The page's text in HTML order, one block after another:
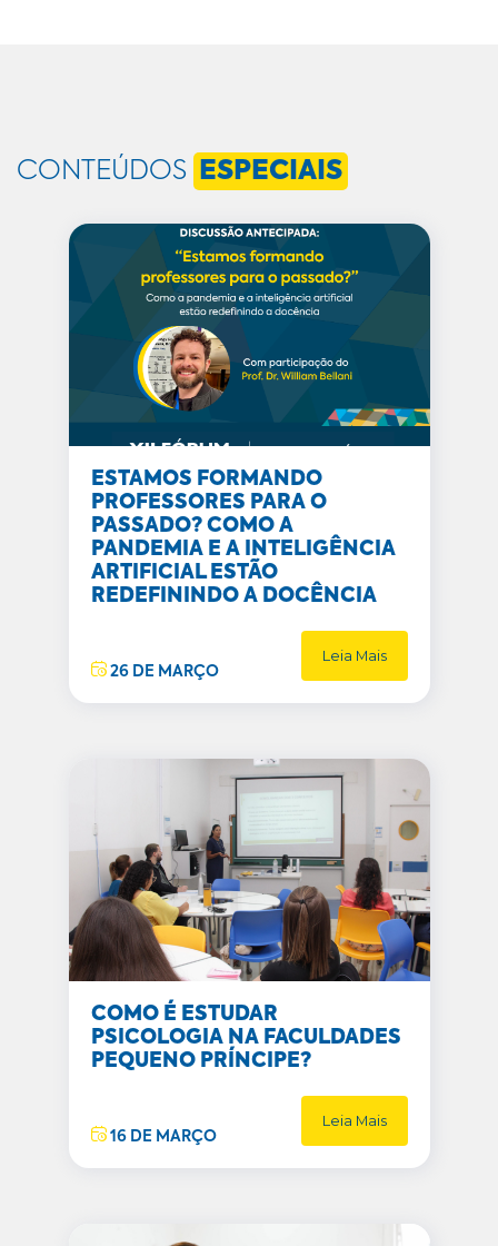
CONTEÚDOS ESPECIAIS
ESTAMOS FORMANDO
PROFESSORES PARA O
PASSADO? COMO A
PANDEMIA E A INTELIGÊNCIA
ARTIFICIAL ESTÃO
REDEFININDO A DOCÊNCIA
26 DE MARÇO
Leia Mais
COMO É ESTUDAR
PSICOLOGIA NA FACULDADES
PEQUENO PRÍNCIPE?
16 DE MARÇO
Leia Mais